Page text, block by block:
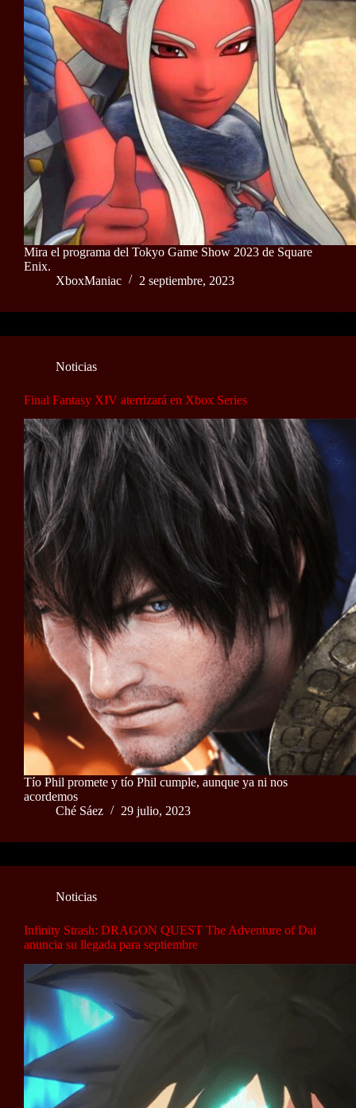
Mira el programa del Tokyo Game Show 2023 de Square
Enix.
XboxManiac
2 septiembre, 2023
Noticias
Final Fantasy XIV aterrizará en Xbox Series
Tío Phil promete y tío Phil cumple, aunque ya ni nos
acordemos
Ché Sáez
29 julio, 2023
Noticias
Infinity Strash: DRAGON QUEST The Adventure of Dai
anuncia su llegada para septiembre